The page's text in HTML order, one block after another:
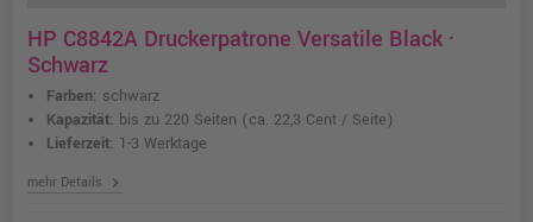
HP C8842A Druckerpatrone Versatile Black ·
Schwarz
Farben: schwarz
Kapazität: bis zu 220 Seiten (ca. 22,3 Cent / Seite)
Lieferzeit: 1-3 Werktage
mehr Details chevron_right